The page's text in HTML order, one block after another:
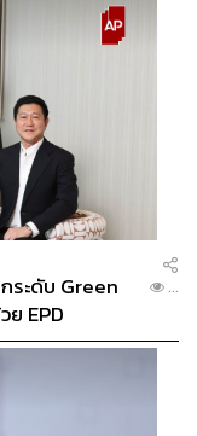
ระดับ Green
EPD
for
คุณภาพ ลด
บที่ใส่ใจโลก
...